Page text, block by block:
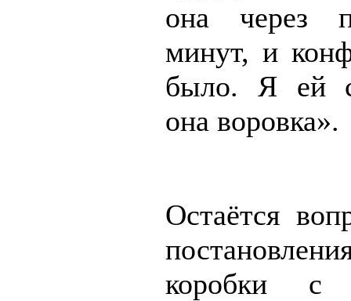
она через
минут, и
было. Я ей
она воровка».
Остаётся
коробки с